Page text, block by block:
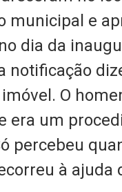
municipal e
dia da
notificação
O
era um
percebeu
à ajuda